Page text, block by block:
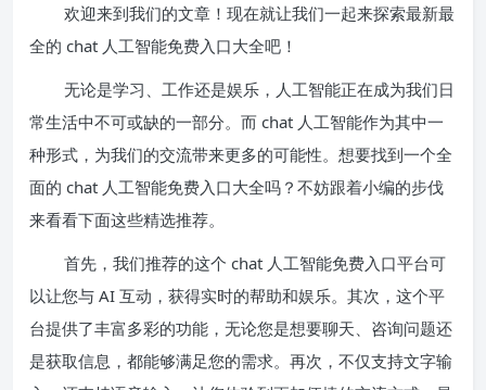
欢迎来到我们的文章！现在就让我们一起来探索最新最
全的 chat 人工智能免费入口大全吧！
无论是学习、工作还是娱乐，人工智能正在成为我们日
常生活中不可或缺的一部分。而 chat 人工智能作为其中一
种形式，为我们的交流带来更多的可能性。想要找到一个全
面的 chat 人工智能免费入口大全吗？不妨跟着小编的步伐
来看看下面这些精选推荐。
首先，我们推荐的这个 chat 人工智能免费入口平台可
以让您与 AI 互动，获得实时的帮助和娱乐。其次，这个平
台提供了丰富多彩的功能，无论您是想要聊天、咨询问题还
是获取信息，都能够满足您的需求。再次，不仅支持文字输